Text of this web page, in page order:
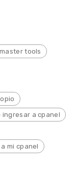
tools
ingresar a cpanel
mi cpanel